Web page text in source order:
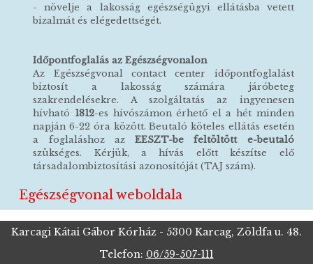
- növelje a lakosság egészségügyi ellátásba vetett
bizalmát és elégedettségét.
Időpontfoglalás az Egészségvonalon
Az Egészségvonal contact center időpontfoglalást
biztosít a lakosság számára járóbeteg
szakrendelésekre. A szolgáltatás az ingyenesen
hívható 1812-es hívószámon érhető el a hét minden
napján 6-22 óra között. Beutaló köteles ellátás esetén
a foglaláshoz azEESZT-be feltöltött e-beutaló
szükséges. Kérjük, a hívás előtt készítse elő
társadalombiztosítási azonosítóját (TAJ szám).
Egészségvonal weboldala
Karcagi Kátai Gábor Kórház - 5300 Karcag, Zöldfa u. 48.
Telefon: 06/59-507-111